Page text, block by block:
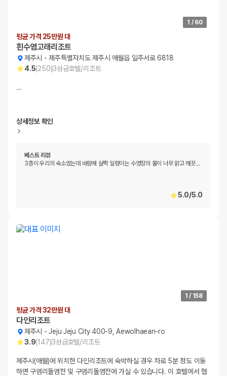
1 / 60
평균 가격 25만원 대
흰수염고래리조트
제주시 -제주특별자치도 제주시 애월읍 일주서로 6818
4.5(250)3성급호텔/리조트
…
상세정보 확인
베스트 리뷰
3층이 우리의 숙소였는데 바람에 살짝 일렁이는 수영장의 물이 너무 맑고 깨끗…
5.0/5.0
1 / 158
평균 가격 32만원 대
다인리조트
제주시 -Jeju Jeju City 400-9, Aewolhaean-ro
3.9(147)3성급호텔/리조트
제주시(애월)에 위치한 다인리조트에 숙박하실 경우 차로 5분 정도 이동
하면 구엄리돌염전 및 구엄리돌염전에 가실 수 있습니다. 이 호텔에서 협